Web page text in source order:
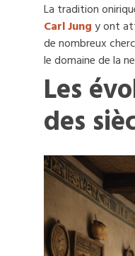
La tradition
Carl Jungy ont
de nombreux
le domaine de la
Les
des